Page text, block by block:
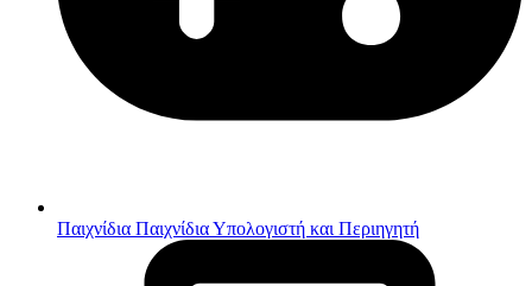
Παιχνίδια Παιχνίδια Υπολογιστή και Περιηγητή